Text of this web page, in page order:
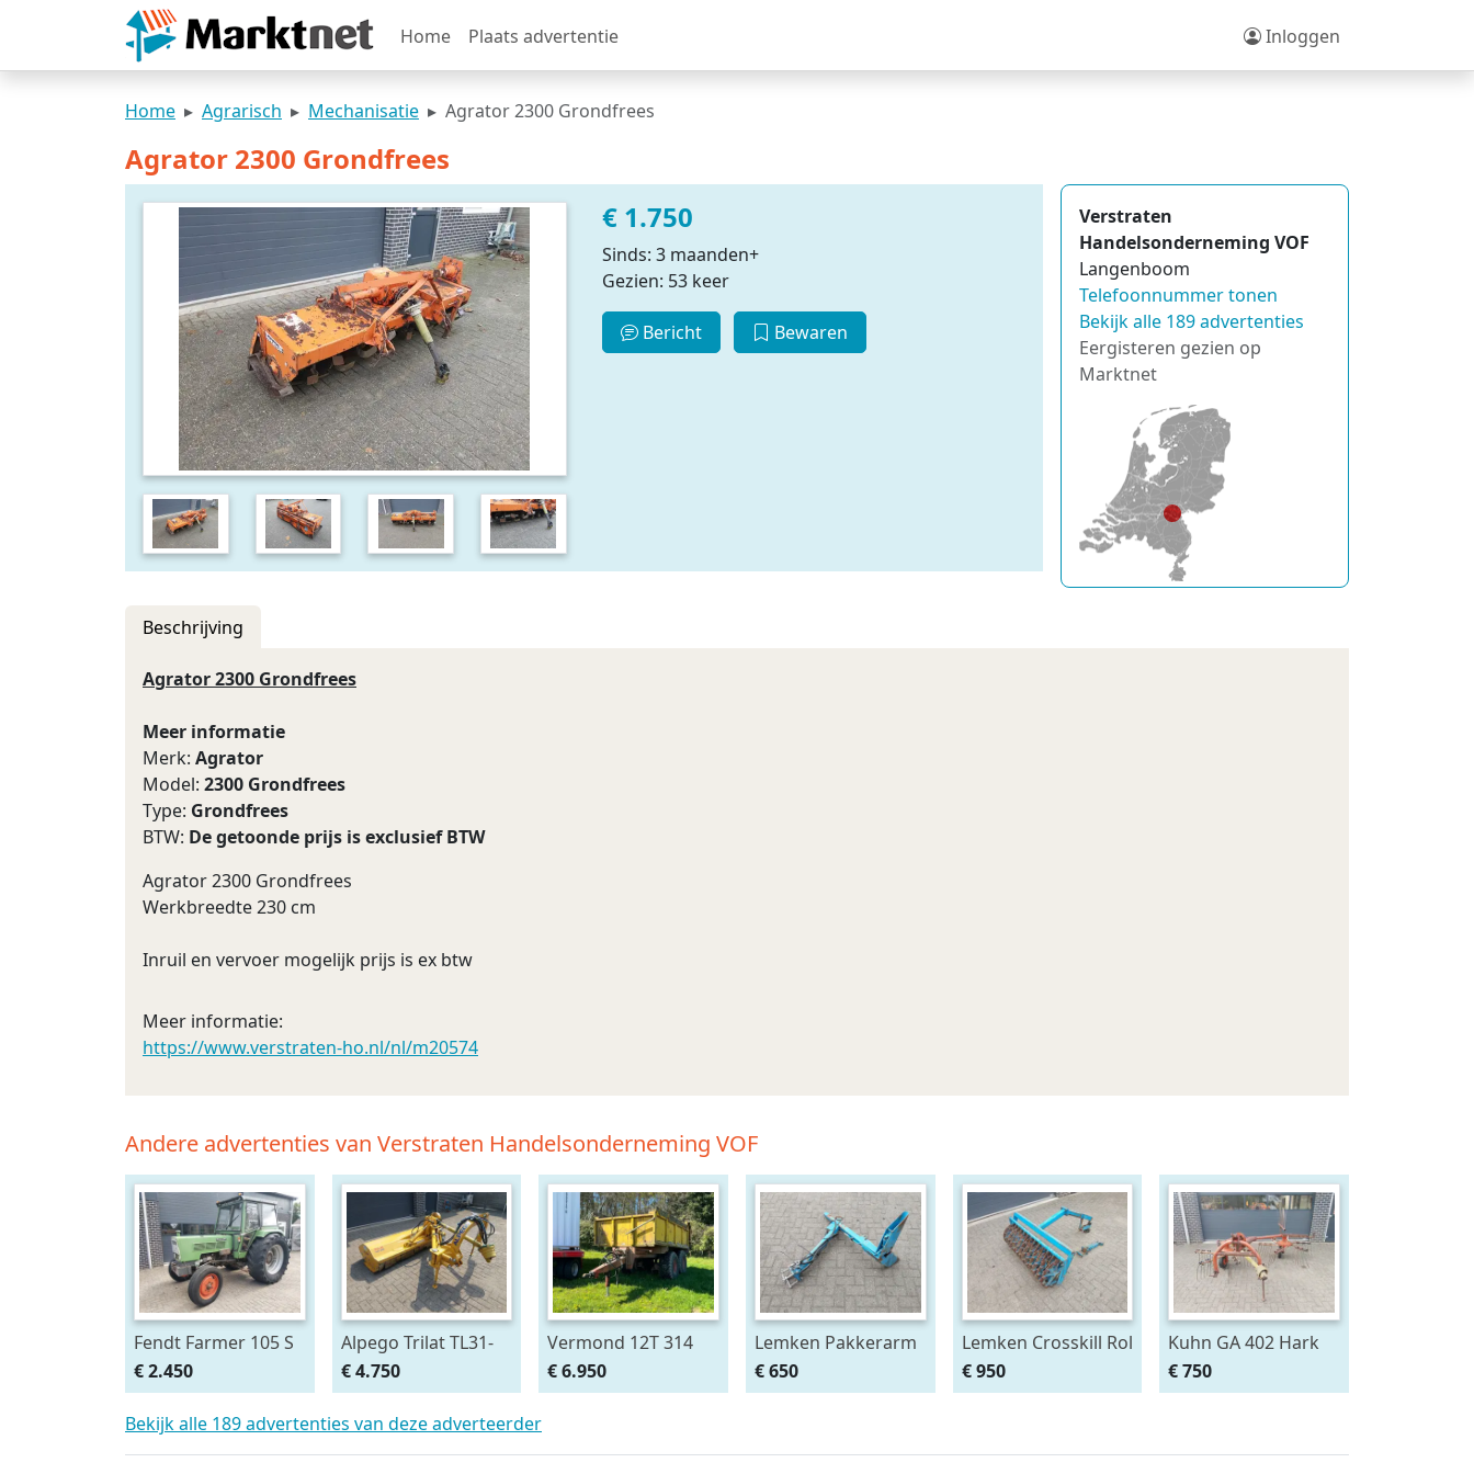
Home Plaats advertentie Inloggen
Home Agrarisch Mechanisatie Agrator 2300 Grondfrees
Agrator 2300 Grondfrees
€ 1.750
Sinds: 3 maanden+
Gezien: 53 keer
Bericht Bewaren
Verstraten
Handelsonderneming VOF
Langenboom
Telefoonnummer tonen
Bekijk alle 189 advertenties
Eergisteren gezien op
Marktnet
Beschrijving
Agrator 2300 Grondfrees
Meer informatie
Merk: Agrator
Model: 2300 Grondfrees
Type: Grondfrees
BTW: De getoonde prijs is exclusief BTW
Agrator 2300 Grondfrees
Werkbreedte 230 cm
Inruil en vervoer mogelijk prijs is ex btw
Meer informatie:
https://www.verstraten-ho.nl/nl/m20574
Andere advertenties van Verstraten Handelsonderneming VOF
Fendt Farmer 105 S
€ 2.450
Alpego Trilat TL31-
200 AM Verstek
Klepelmaaier
€ 4.750
Vermond 12T 314
Kipper 3 Zijdig
€ 6.950
Lemken Pakkerarm
passend aan Opal
90 en 110 ploeg
€ 650
Lemken Crosskill Rol
130 cm breed
passen aan
€ 950
Kuhn GA 402 Hark
€ 750
Bekijk alle 189 advertenties van deze adverteerder